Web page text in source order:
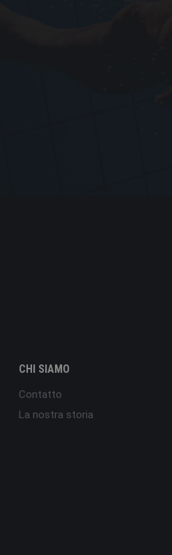
CHI SIAMO
Contatto
La nostra storia